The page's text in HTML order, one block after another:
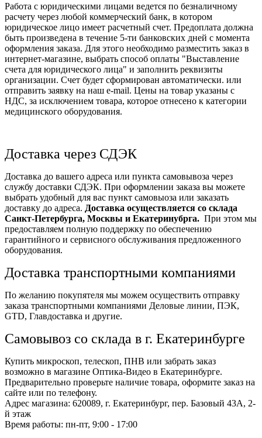
Работа с юридическими лицами ведется по безналичному
расчету через любой коммерческий банк, в котором
юридическое лицо имеет расчетный счет. Предоплата должна
быть произведена в течение 5-ти банковских дней с момента
оформления заказа. Для этого необходимо разместить заказ в
интернет-магазине, выбрать способ оплаты "Выставление
счета для юридического лица" и заполнить реквизиты
организации. Счет будет сформирован автоматически. или
отправить заявку на наш e-mail. Цены на товар указаны с
НДС, за исключением товара, которое отнесено к категории
медицинского оборудования.
Доставка через СДЭК
Доставка до вашего адреса или пункта самовывоза через
службу доставки СДЭК. При оформлении заказа вы можете
выбрать удобный для вас пункт самовыоза или заказать
доставку до адреса. Доставка осуществляется со склада
Санкт-Петербурга, Москвы и Екатеринубрга. При этом мы
предоставляем полную поддержку по обеспечению
гарантийного и сервисного обслуживания предложенного
оборудования.
Доставка транспортными компаниями
По желанию покупятеля мы можем осуществить отправку
заказа транспортными компаниями Деловые линии, ПЭК,
GTD, Главдоставка и другие.
Самовывоз со склада в г. Екатеринбурге
Купить микроскоп, телескоп, ПНВ или забрать заказ
возможно в магазине Оптика-Видео в Екатеринбурге.
Предварительно проверьте наличие товара, оформите заказ на
сайте или по телефону.
Адрес магазина: 620089, г. Екатеринбург, пер. Базовый 43А, 2-
й этаж
Время работы: пн-пт, 9:00 - 17:00